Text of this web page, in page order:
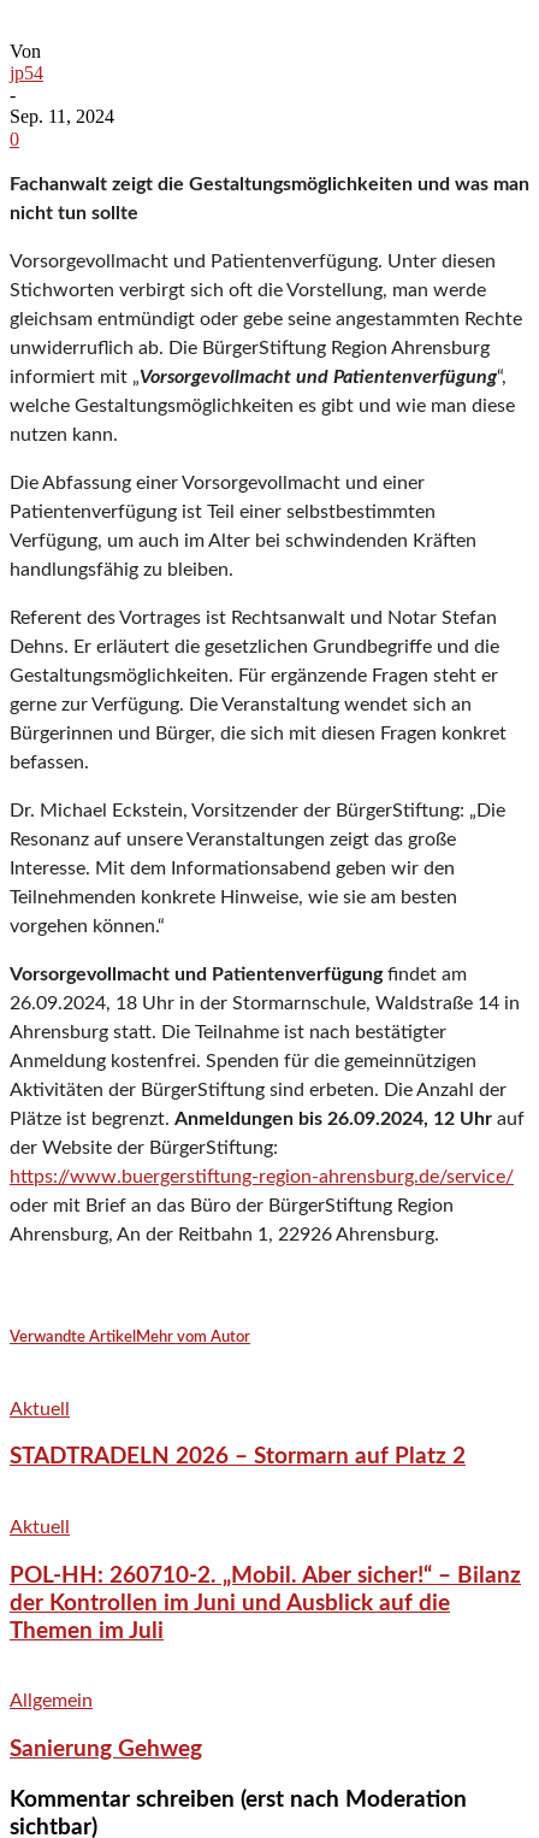
Von
jp54
-
Sep. 11, 2024
0
Fachanwalt zeigt die Gestaltungsmöglichkeiten und was man
nicht tun sollte
Vorsorgevollmacht und Patientenverfügung. Unter diesen
Stichworten verbirgt sich oft die Vorstellung, man werde
gleichsam entmündigt oder gebe seine angestammten Rechte
unwiderruflich ab. Die BürgerStiftung Region Ahrensburg
informiert mit „Vorsorgevollmacht und Patientenverfügung“,
welche Gestaltungsmöglichkeiten es gibt und wie man diese
nutzen kann.
Die Abfassung einer Vorsorgevollmacht und einer
Patientenverfügung ist Teil einer selbstbestimmten
Verfügung, um auch im Alter bei schwindenden Kräften
handlungsfähig zu bleiben.
Referent des Vortrages ist Rechtsanwalt und Notar Stefan
Dehns. Er erläutert die gesetzlichen Grundbegriffe und die
Gestaltungsmöglichkeiten. Für ergänzende Fragen steht er
gerne zur Verfügung. Die Veranstaltung wendet sich an
Bürgerinnen und Bürger, die sich mit diesen Fragen konkret
befassen.
Dr. Michael Eckstein, Vorsitzender der BürgerStiftung: „Die
Resonanz auf unsere Veranstaltungen zeigt das große
Interesse. Mit dem Informationsabend geben wir den
Teilnehmenden konkrete Hinweise, wie sie am besten
vorgehen können.“
Vorsorgevollmacht und Patientenverfügungfindet am
26.09.2024, 18 Uhr in der Stormarnschule, Waldstraße 14 in
Ahrensburg statt. Die Teilnahme ist nach bestätigter
Anmeldung kostenfrei. Spenden für die gemeinnützigen
Aktivitäten der BürgerStiftung sind erbeten. Die Anzahl der
Plätze ist begrenzt. Anmeldungen bis 26.09.2024, 12 Uhr auf
der Website der BürgerStiftung:
https://www.buergerstiftung-region-ahrensburg.de/service/
oder mit Brief an das Büro der BürgerStiftung Region
Ahrensburg, An der Reitbahn 1, 22926 Ahrensburg.
Verwandte Artikel Mehr vom Autor
Aktuell
STADTRADELN 2026 – Stormarn auf Platz 2
Aktuell
POL-HH: 260710-2. „Mobil. Aber sicher!“ – Bilanz
der Kontrollen im Juni und Ausblick auf die
Themen im Juli
Allgemein
Sanierung Gehweg
Kommentar schreiben (erst nach Moderation
sichtbar)